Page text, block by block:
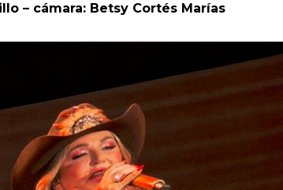
– cámara: Betsy Cortés Marías